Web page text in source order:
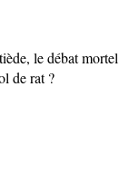
le débat mortel
de rat ?